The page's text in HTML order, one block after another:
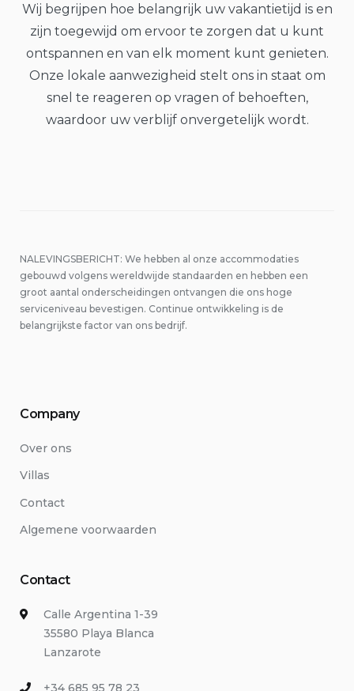
Wij begrijpen hoe belangrijk uw vakantietijd is en
zijn toegewijd om ervoor te zorgen dat u kunt
ontspannen en van elk moment kunt genieten.
Onze lokale aanwezigheid stelt ons in staat om
snel te reageren op vragen of behoeften,
waardoor uw verblijf onvergetelijk wordt.
NALEVINGSBERICHT: We hebben al onze accommodaties
gebouwd volgens wereldwijde standaarden en hebben een
groot aantal onderscheidingen ontvangen die ons hoge
serviceniveau bevestigen. Continue ontwikkeling is de
belangrijkste factor van ons bedrijf.
Company
Over ons
Villas
Contact
Algemene voorwaarden
Contact
Calle Argentina 1-39
35580 Playa Blanca
Lanzarote
+34 685 95 78 23